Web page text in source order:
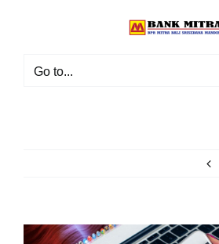
Go to...
View